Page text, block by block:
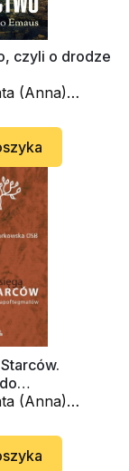
czyli o drodze
(Anna)
(Anna)